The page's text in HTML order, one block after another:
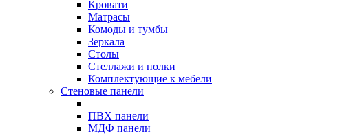
Кровати
Матрасы
Комоды и тумбы
Зеркала
Столы
Стеллажи и полки
Комплектующие к мебели
Стеновые панели
ПВХ панели
МДФ панели